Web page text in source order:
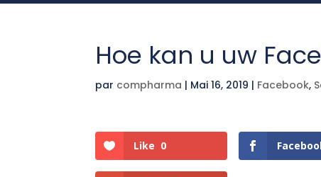
Hoe kan u uw
par compharma | Mai 16, 2019 | Facebook,
Like 0